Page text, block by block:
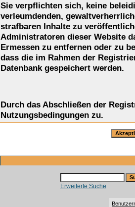
Sie verpflichten sich, keine
verleumdenden,
strafbaren Inhalte zu
Administratoren dieser Website
Ermessen zu entfernen oder zu
dass die im Rahmen der
Datenbank gespeichert werden.
Durch das Abschließen der
Nutzungsbedingungen zu.
Erweiterte Suche